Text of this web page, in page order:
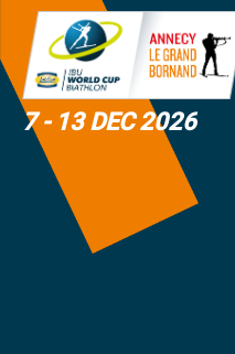
7 - 13 DEC 2026